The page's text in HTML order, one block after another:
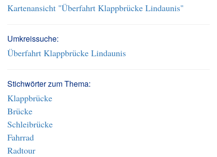
Kartenansicht "Überfahrt Klappbrücke Lindaunis"
Umkreissuche:
Überfahrt Klappbrücke Lindaunis
Stichwörter zum Thema:
Klappbrücke
Brücke
Schleibrücke
Fahrrad
Radtour